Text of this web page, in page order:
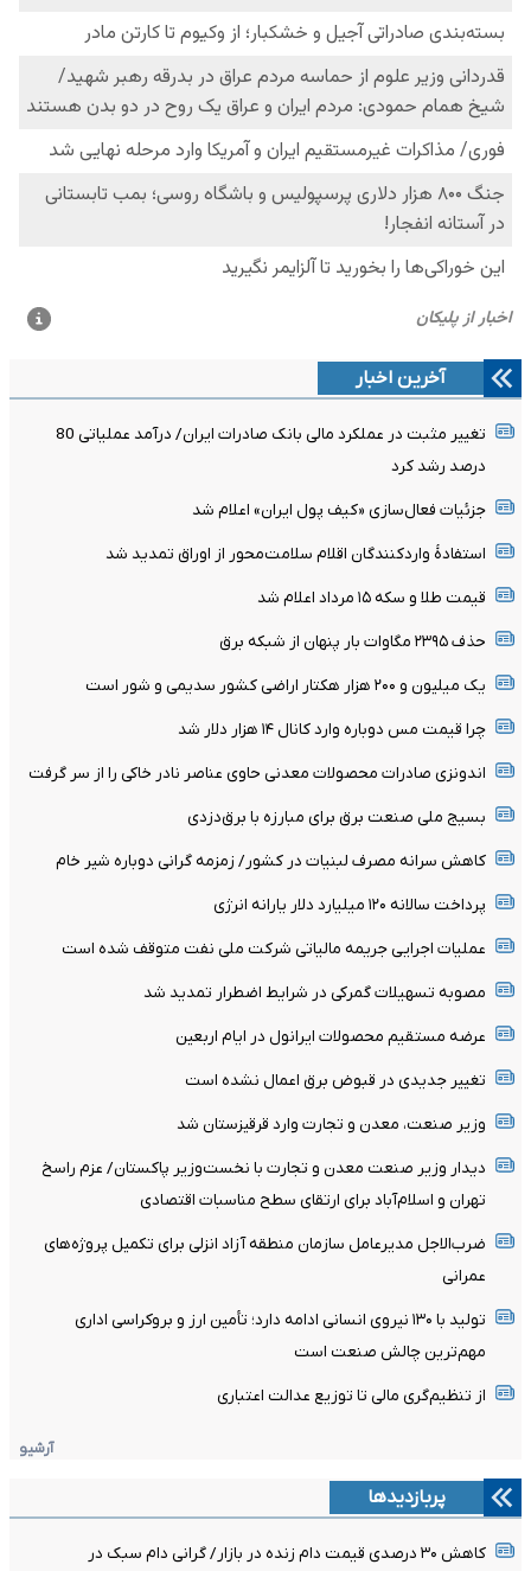
آخرین اخبار
تغییر مثبت در عملکرد مالی بانک صادرات ایران/ درآمد عملیاتی 80
درصد رشد کرد
جزئیات فعال‌سازی «کیف پول ایران» اعلام شد
استفادۀ واردکنندگان اقلام سلامت‌محور از اوراق تمدید شد
قیمت طلا و سکه ۱۵ مرداد اعلام شد
حذف ۲۳۹۵ مگاوات بار پنهان از شبکه برق
یک میلیون و ۲۰۰ هزار هکتار اراضی کشور سدیمی و شور است
چرا قیمت مس دوباره وارد کانال ۱۴ هزار دلار شد
اندونزی صادرات محصولات معدنی حاوی عناصر نادر خاکی را از سر گرفت
بسیج ملی صنعت برق برای مبارزه با برق‌دزدی
کاهش سرانه مصرف لبنیات در کشور/ زمزمه گرانی دوباره شیر خام
پرداخت سالانه ۱۲۰ میلیارد دلار یارانه انرژی
عملیات اجرایی جریمه مالیاتی شرکت ملی نفت متوقف شده است
مصوبه تسهیلات گمرکی در شرایط اضطرار تمدید شد
عرضه مستقیم محصولات ایرانول در ایام اربعین
تغییر جدیدی در قبوض برق اعمال نشده است
وزیر صنعت، معدن و تجارت وارد قرقیزستان شد
دیدار وزیر صنعت معدن و تجارت با نخست‌وزیر پاکستان/ عزم راسخ
تهران و اسلام‌آباد برای ارتقای سطح مناسبات اقتصادی
ضرب‌الاجل مدیرعامل سازمان منطقه آزاد انزلی برای تکمیل پروژه‌های
عمرانی
تولید با ۱۳۰ نیروی انسانی ادامه دارد؛ تأمین ارز و بروکراسی اداری
مهم‌ترین چالش صنعت است
از تنظیم‌گری مالی تا توزیع عدالت اعتباری
آرشیو
پربازدیدها
کاهش ۳۰ درصدی قیمت دام زنده در بازار/ گرانی دام سبک در